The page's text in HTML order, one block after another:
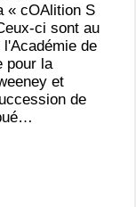
« cOAlition S
ci sont au
de
pour la
et
de